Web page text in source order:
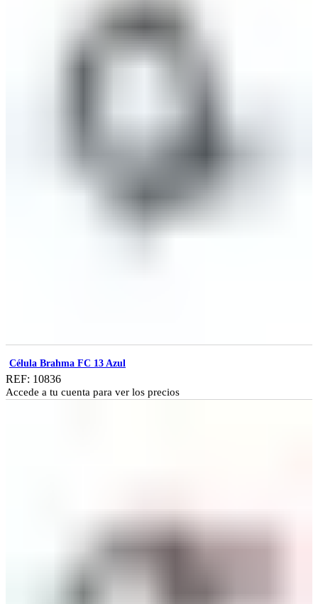
Célula Brahma FC 13 Azul
REF: 10836
Accede a tu cuenta para ver los precios